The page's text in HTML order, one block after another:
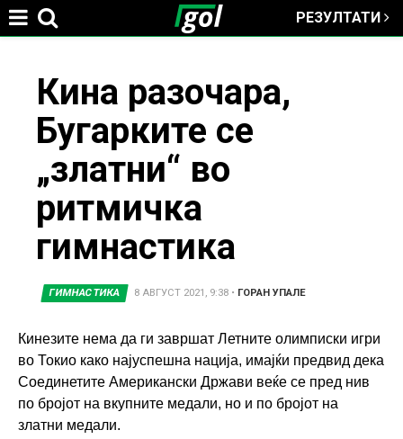
РЕЗУЛТАТИ
Кина разочара,
Бугарките се
„златни“ во
ритмичка
гимнастика
ГИМНАСТИКА 8 АВГУСТ 2021, 9:38 • ГОРАН УПАЛЕ
Кинезите нема да ги завршат Летните олимписки игри
во Токио како најуспешна нација, имајќи предвид дека
Соединетите Американски Држави веќе се пред нив
по бројот на вкупните медали, но и по бројот на
златни медали.